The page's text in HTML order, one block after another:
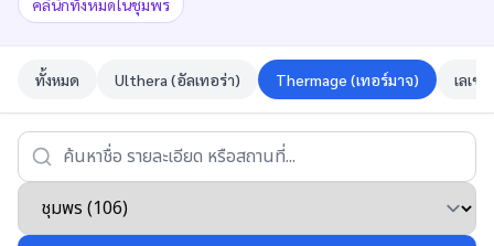
คลินิกทั้งหมดในชุมพร
ทั้งหมด Ulthera (อัลเทอร่า) Thermage (เทอร์มาจ) เลเซ